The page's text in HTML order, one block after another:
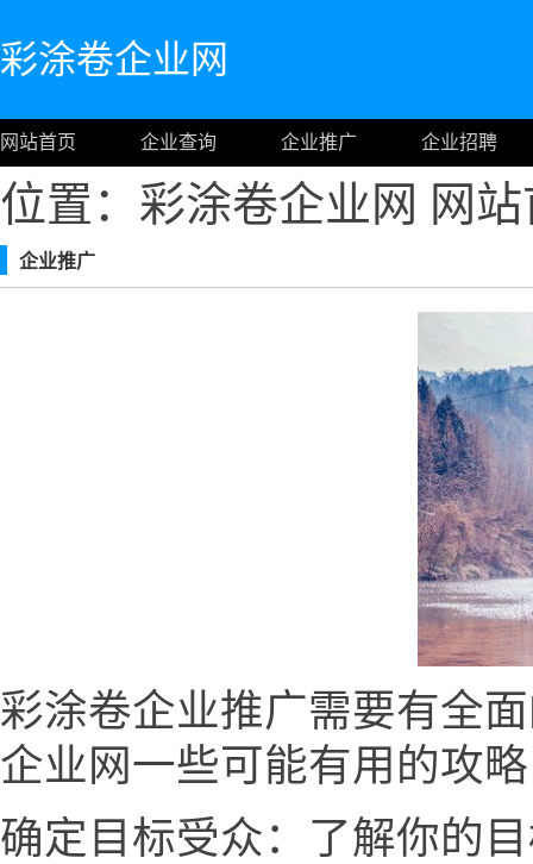
彩涂卷企业网
网站首页 企业查询 企业推广 企业招聘
位置：彩涂卷企业网 网
企业推广
彩涂卷企业推广需要有全
企业网一些可能有用的攻
确定目标受众：了解你的